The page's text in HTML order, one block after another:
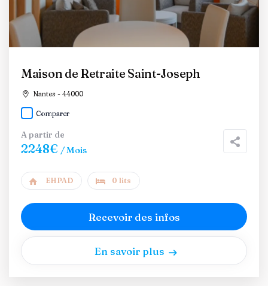
Maison de Retraite Saint-Joseph
Nantes - 44000
Comparer
A partir de
2248€ / Mois
EHPAD 0 lits
Recevoir des infos
En savoir plus